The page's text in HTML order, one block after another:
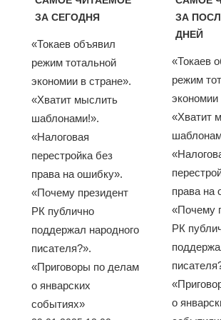
ЗА СЕГОДНЯ
«Токаев объявил
режим тотальной
экономии в стране».
«Хватит мыслить
шаблонами!».
«Налоговая
перестройка без
права на ошибку».
«Почему президент
РК публично
поддержал народного
писателя?».
«Приговоры по делам
о январских
событиях»
ЗА
ДНЕЙ
«Токаев
режим
экономии
«Хватит
права на
«Почему
РК
о